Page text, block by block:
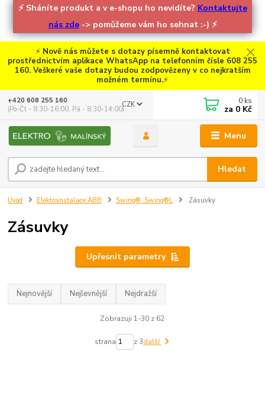
⚡ Sháníte produkt a v e-shopu ho nevidíte? Kontaktujte
nás zde-> pomůžeme vám ho sehnat :-) ⚡
⚡ Nově nás můžete s dotazy písemně kontaktovat
prostřednictvím aplikace WhatsApp na telefonním čísle 608 255
160. Veškeré vaše dotazy budou zodpovězeny v co nejkratším
možném termínu.⚡
Menu
CZK
Hledat
+420 608 255 160
(Po-Čt - 8:30-16:00, Pá - 8:30-14:00)
0 ks
za 0 Kč
Úvod Elektroinstalace ABB Swing®, Swing®L Zásuvky
Zásuvky
Upřesnit parametry
Nejnovější Nejlevnější Nejdražší
Zobrazuji 1-30 z 62
strana z 3další